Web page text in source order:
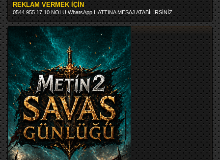
REKLAM VERMEK İÇİN
0544 955 17 10 NOLU WhatsApp HATTINA MESAJ ATABİLİRSİNİZ